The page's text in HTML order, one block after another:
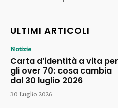
ULTIMI ARTICOLI
Notizie
Carta d’identità a vita per
gli over 70: cosa cambia
dal 30 luglio 2026
30 Luglio 2026